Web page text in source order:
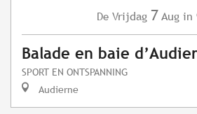
De Vrijdag 7 Aug in
Balade en baie
SPORT EN ONTSPANNING
Audierne